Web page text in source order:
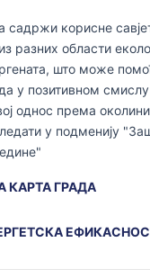
садржи корисне
разних области
што може
у позитивном смислу
однос према
у подменију
КАРТА ГРАДА